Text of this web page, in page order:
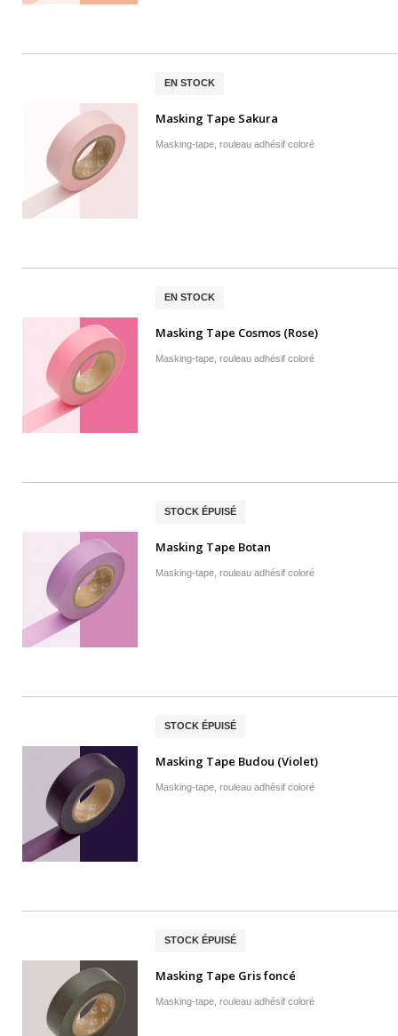
EN STOCK
Masking Tape Sakura
Masking-tape, rouleau adhésif coloré
EN STOCK
Masking Tape Cosmos (Rose)
Masking-tape, rouleau adhésif coloré
STOCK ÉPUISÉ
Masking Tape Botan
Masking-tape, rouleau adhésif coloré
STOCK ÉPUISÉ
Masking Tape Budou (Violet)
Masking-tape, rouleau adhésif coloré
STOCK ÉPUISÉ
Masking Tape Gris foncé
Masking-tape, rouleau adhésif coloré